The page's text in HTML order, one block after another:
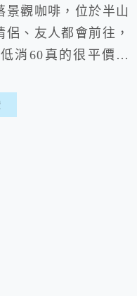
景觀咖啡，位於半山
、友人都會前往，
消60真的很平價，
很熱，不過建議提早
光光。